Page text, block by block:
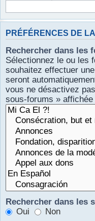
PRÉFÉRENCES DE
Rechercher dans les
Sélectionnez le ou les
souhaitez effectuer
seront
vous ne désactivez
sous-forums » affichée
Rechercher dans les
Oui
Non